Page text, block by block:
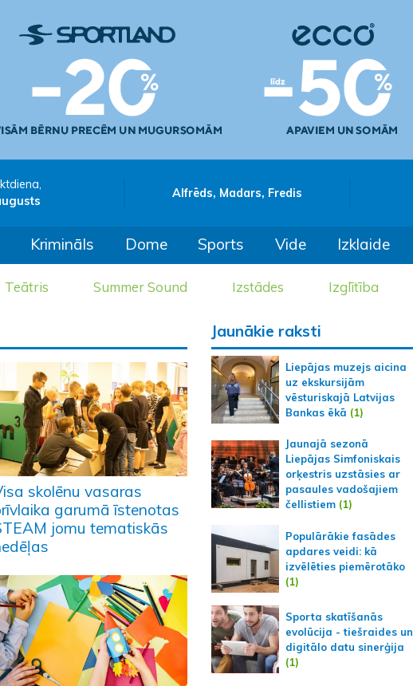
Alfrēds, Madars, Fredis
Krimināls Dome Sports Vide Izklaide
Teātris Summer Sound Izstādes Izglītība
skolēnu vasaras
garumā īstenotas
jomu tematiskās
Jaunākie raksti
Liepājas muzejs aicina
uz ekskursijām
vēsturiskajā Latvijas
Bankas ēkā (1)
Jaunajā sezonā
Liepājas Simfoniskais
orķestris uzstāsies ar
pasaules vadošajiem
čellistiem (1)
Populārākie fasādes
apdares veidi: kā
izvēlēties piemērotāko
(1)
Sporta skatīšanās
evolūcija - tiešraides un
digitālo datu sinerģija
(1)